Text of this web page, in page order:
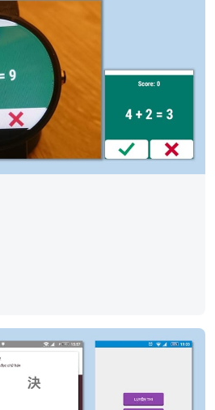
*必須記入事項